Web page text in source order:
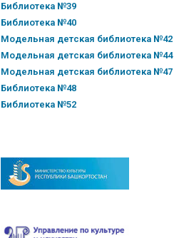
Библиотека №39
Библиотека №40
Модельная детская библиотека №42
Модельная детская библиотека №44
Модельная детская библиотека №47
Библиотека №48
Библиотека №52